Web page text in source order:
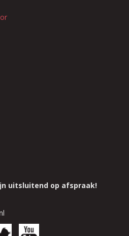
uitsluitend op afspraak!